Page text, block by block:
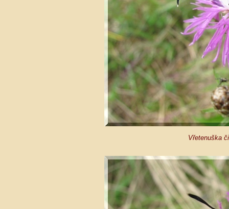
Vřetenuška